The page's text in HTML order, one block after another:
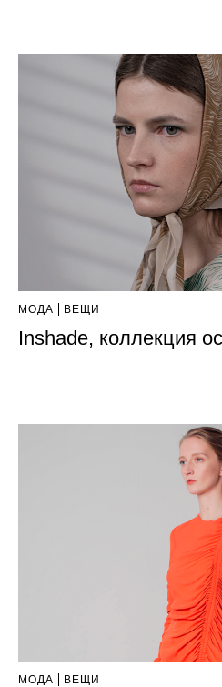
МОДА ВЕЩИ
Inshade, коллекция
МОДА ВЕЩИ